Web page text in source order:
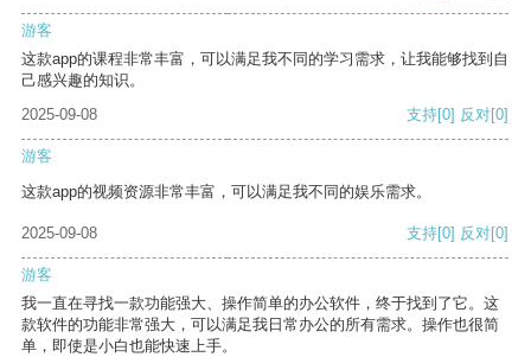
游客
这款app的课程非常丰富，可以满足我不同的学习需求，让我能够找到自
己感兴趣的知识。
2025-09-08
支持[0] 反对[0]
游客
这款app的视频资源非常丰富，可以满足我不同的娱乐需求。
2025-09-08 支持[0] 反对[0]
游客
我一直在寻找一款功能强大、操作简单的办公软件，终于找到了它。这
款软件的功能非常强大，可以满足我日常办公的所有需求。操作也很简
单，即使是小白也能快速上手。